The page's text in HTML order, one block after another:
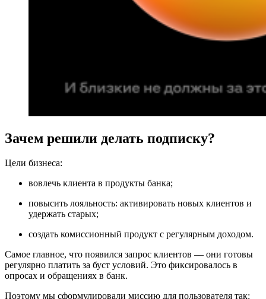
Зачем решили делать подписку?
Цели бизнеса:
вовлечь клиента в продукты банка;
повысить лояльность: активировать новых клиентов и
удержать старых;
создать комиссионный продукт с регулярным доходом.
Самое главное, что появился запрос клиентов –– они готовы
регулярно платить за буст условий. Это фиксировалось в
опросах и обращениях в банк.
Поэтому мы сформулировали миссию для пользователя так: